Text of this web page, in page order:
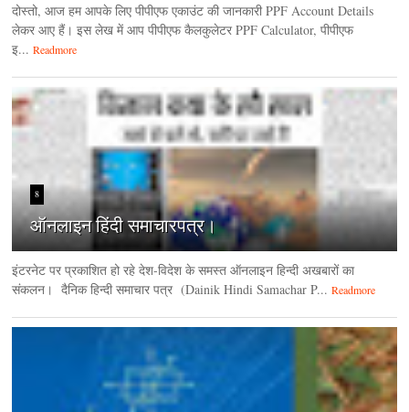
दोस्तो, आज हम आपके लिए पीपीएफ एकाउंट की जानकारी PPF Account Details
लेकर आए हैं। इस लेख में आप पीपीएफ कैलकुलेटर PPF Calculator, पीपीएफ
इ... Readmore
8
ऑनलाइन हिंदी समाचारपत्र।
इंटरनेट पर प्रकाशित हो रहे देश-विदेश के समस्त ऑनलाइन हिन्दी अखबारों का
संकलन। दैनिक हिन्‍दी समाचार पत्र (Dainik Hindi Samachar P... Readmore